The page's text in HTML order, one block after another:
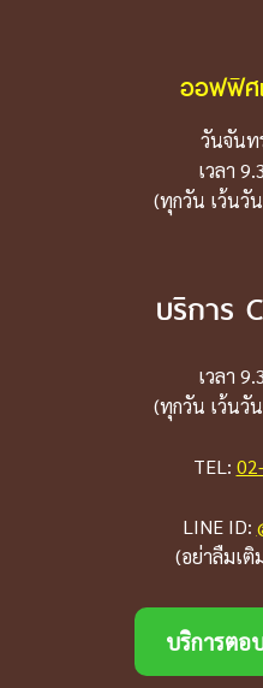
ออฟฟิศ
วันจันท
เวลา
(ทุกวัน เว้นวั
บริการ
เวลา
(ทุกวัน เว้นวั
TEL:
LINE ID:
(อย่าลืมเติ
บริการตอ